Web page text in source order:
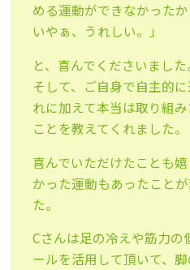
める運動ができなかった
いやぁ、うれしい。」
と、喜んでくださいました
そして、ご自身で自主的
れに加えて本当は取り組
ことを教えてくれました。
喜んでいただけたことも
かった運動もあったこと
た。
Cさんは足の冷えや筋力の
ールを活用して頂いて、